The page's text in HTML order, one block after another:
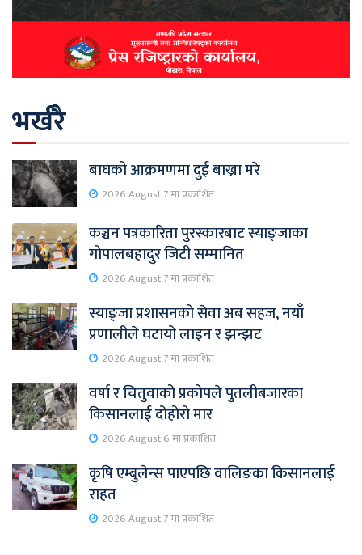
भर्खरै
बाघको आक्रमणमा दुई बाख्रा मरे
2026 August 7 मा प्रकाशित
कञ्चन पत्रकारिता पुरस्कारबाट स्याङ्जाका
गोपालबहादुर जिटी सम्मानित
2026 August 7 मा प्रकाशित
स्याङ्जा प्रशासनको सेवा अब सहज, नयाँ
प्रणालीले घटायो लाइन र झन्झट
2026 August 7 मा प्रकाशित
वर्षा र चितुवाको प्रकोपले पुतलीबजारका
किसानलाई दोहोरो मार
2026 August 6 मा प्रकाशित
कृषि एम्बुलेन्स पाएपछि वालिङका किसानलाई
राहत
2026 August 7 मा प्रकाशित